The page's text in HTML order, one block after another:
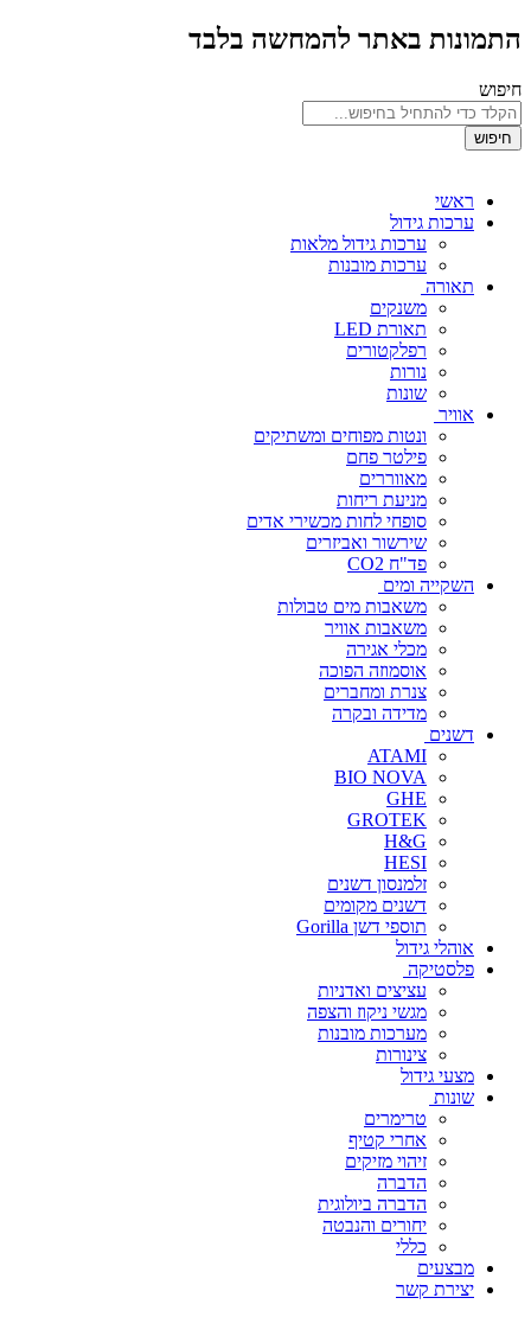
התמונות באתר להמחשה בלבד
חיפוש
חיפוש
ראשי
ערכות גידול
ערכות גידול מלאות
ערכות מובנות
תאורה
משנקים
תאורת LED
רפלקטורים
נורות
שונות
אוויר
ונטות מפוחים ומשתיקים
פילטר פחם
מאווררים
מניעת ריחות
סופחי לחות מכשירי אדים
שירשור ואביזרים
פד"ח CO2
השקייה ומים
משאבות מים טבולות
משאבות אוויר
מכלי אגירה
אוסמוזה הפוכה
צנרת ומחברים
מדידה ובקרה
דשנים
ATAMI
BIO NOVA
GHE
GROTEK
H&G
HESI
זלמנסון דשנים
דשנים מקומים
תוספי דשן Gorilla
אוהלי גידול
פלסטיקה
עציצים ואדניות
מגשי ניקוז והצפה
מערכות מובנות
צינורות
מצעי גידול
שונות
טרימרים
אחרי קטיף
זיהוי מזיקים
הדברה
הדברה ביולוגית
יחורים והנבטה
כללי
מבצעים
יצירת קשר